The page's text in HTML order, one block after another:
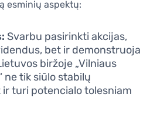
esminių aspektų:
Svarbu pasirinkti akcijas,
bet ir demonstruoja
biržoje „Vilniaus
ne tik siūlo stabilų
turi potencialo tolesniam